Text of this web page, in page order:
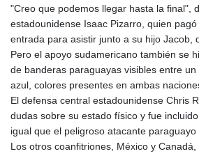
"Creo que podemos llegar hasta la final",
estadounidense Isaac Pizarro, quien
entrada para asistir junto a su hijo Jacob,
Pero el apoyo sudamericano también se
de banderas paraguayas visibles entre
azul, colores presentes en ambas
El defensa central estadounidense Chris
dudas sobre su estado físico y fue
igual que el peligroso atacante paraguayo
Los otros coanfitriones, México y